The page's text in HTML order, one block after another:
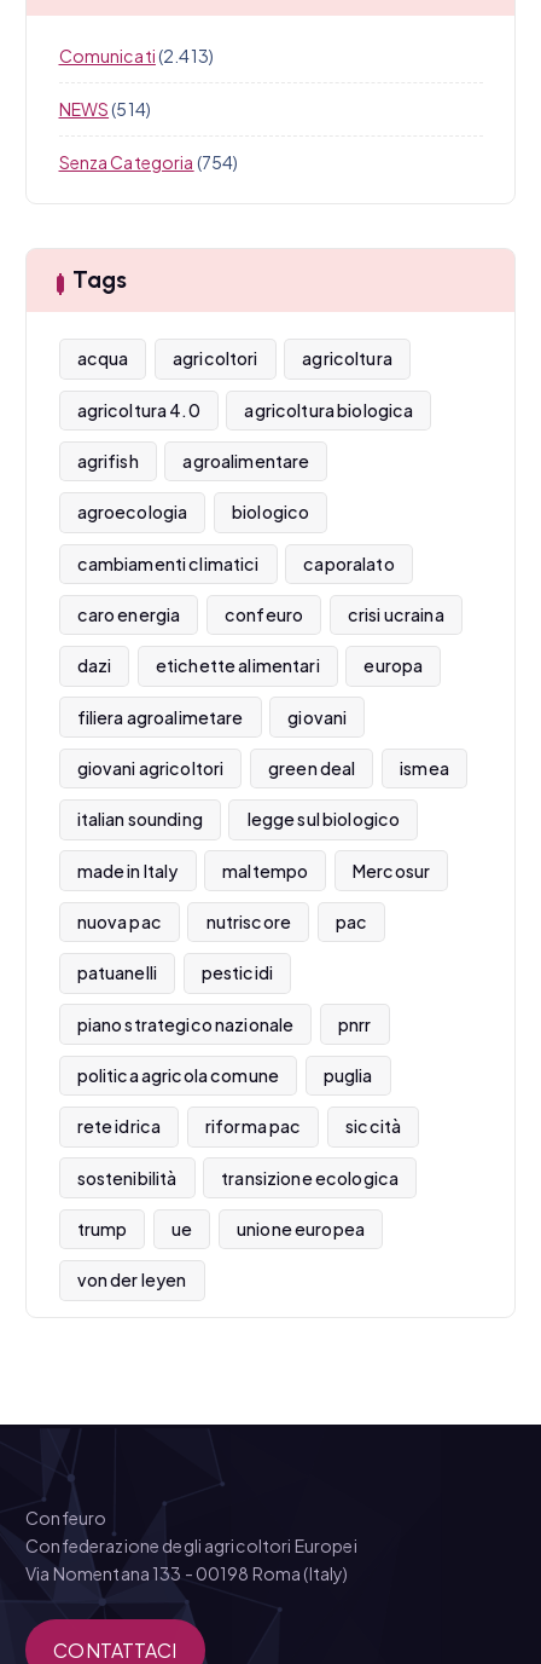
Comunicati(2.413)
NEWS(514)
Senza Categoria (754)
Tags
acqua agricoltori agricoltura
agricoltura 4.0 agricoltura biologica
agrifish agroalimentare
agroecologia biologico
cambiamenti climatici caporalato
caro energia confeuro crisi ucraina
dazi etichette alimentari europa
filiera agroalimetare giovani
giovani agricoltori green deal ismea
italian sounding legge sul biologico
made in Italy maltempo Mercosur
nuova pac nutriscore pac
patuanelli pesticidi
piano strategico nazionale pnrr
politica agricola comune puglia
rete idrica riforma pac siccità
sostenibilità transizione ecologica
trump ue unione europea
von der leyen
Confeuro
Confederazione degli agricoltori Europei
Via Nomentana 133 - 00198 Roma (Italy)
CONTATTACI